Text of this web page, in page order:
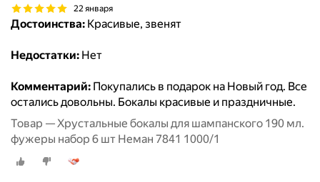
22 января
Достоинства: Красивые, звенят
Недостатки: Нет
Комментарий: Покупались в подарок на Новый год. Все
остались довольны. Бокалы красивые и праздничные.
Товар — Хрустальные бокалы для шампанского 190 мл.
фужеры набор 6 шт Неман 7841 1000/1